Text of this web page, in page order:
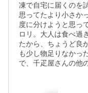
凍で自宅に届くのを
思ってたより小さか
度に分けようと思っ
ロリ。大人は食べ過
たから、ちょうど良
も少し物足りなかっ
で、千疋屋さんの他